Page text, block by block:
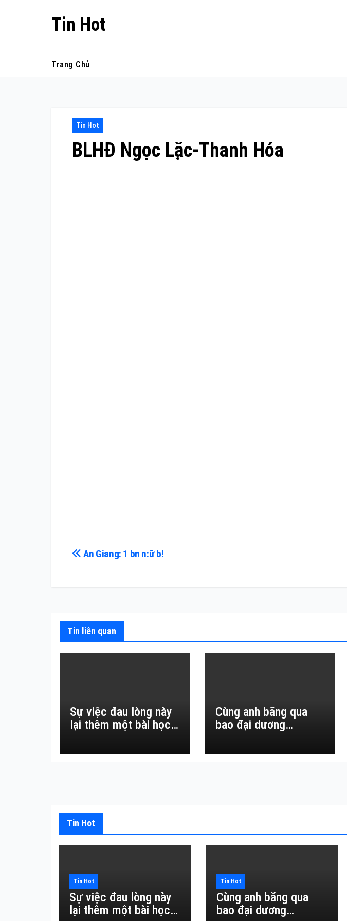
Tin Hot
Trang Chủ
Tin Hot
BLHĐ Ngọc Lặc-Thanh Hóa
Điều
viết
An Giang: 1 bn n:ữ b!
Tin liên quan
Sự việc đau lòng này
lại thêm một bài học
thường.
Cùng anh băng qua
bao đại dương…
Tin Hot
Tin Hot
Sự việc đau lòng này
lại thêm một bài học
Tin Hot
Cùng anh băng qua
bao đại dương…